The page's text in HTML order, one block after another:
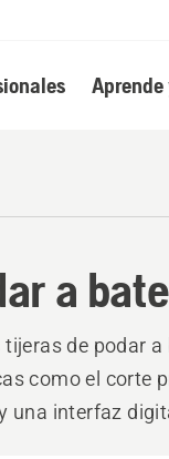
a
de podar
como el corte
una interfaz